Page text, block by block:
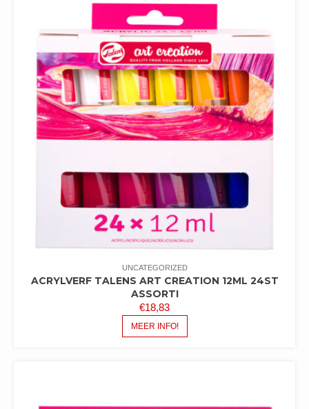
UNCATEGORIZED
ACRYLVERF TALENS ART CREATION 12ML 24ST
ASSORTI
€18,83
MEER INFO!